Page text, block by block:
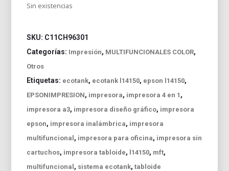
Sin existencias
SKU: C11CH96301
Categorías: Impresión, MULTIFUNCIONALES COLOR,
Otros
Etiquetas: ecotank, ecotank l14150, epson l14150,
EPSONIMPRESION, impresora, impresora 4 en 1 ,
impresora a3, impresora diseño gráfico, impresora
epson, impresora inalámbrica, impresora
multifuncional, impresora para oficina, impresora sin
cartuchos, impresora tabloide, l14150, mft,
multifuncional, sistema ecotank,tabloide